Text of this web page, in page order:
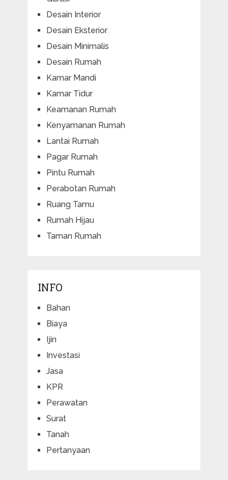
Desain Interior
Desain Eksterior
Desain Minimalis
Desain Rumah
Kamar Mandi
Kamar Tidur
Keamanan Rumah
Kenyamanan Rumah
Lantai Rumah
Pagar Rumah
Pintu Rumah
Perabotan Rumah
Ruang Tamu
Rumah Hijau
Taman Rumah
INFO
Bahan
Biaya
Ijin
Investasi
Jasa
KPR
Perawatan
Surat
Tanah
Pertanyaan